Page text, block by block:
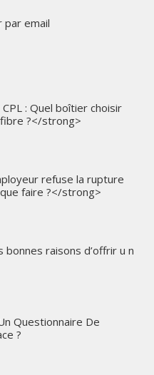
par email
: Quel boîtier choisir
?</strong>
refuse la rupture
faire ?</strong>
bonnes raisons d’offrir u n
Questionnaire De
?